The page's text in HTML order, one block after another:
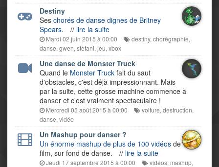
Destiny
Ses chorés de danse dignes de Britney
Spears. // lire la suite
Mardi 02 juin 2015 à 00:00 destiny, chorégraphie,
danse, gwen, stefani, jeu, xbox
Une danse de Monster Truck
Quand le Monster Truck fait du saut
d'obstacles, c'est déjà impressionnant. Mais
par la suite, cette grosse machine commence à
danser et c'est vraiment spectaculaire !
Mercredi 05 août 2015 à 00:00 voiture, destruction,
danse, vidéo
Un Mashup pour danser ?
Un énorme mashup de plus de 100 vidéos de
film, sur fond de danse.
// lire la suite
Jeudi 17 septembre 2015 à 00:00 vidéos, mashup,